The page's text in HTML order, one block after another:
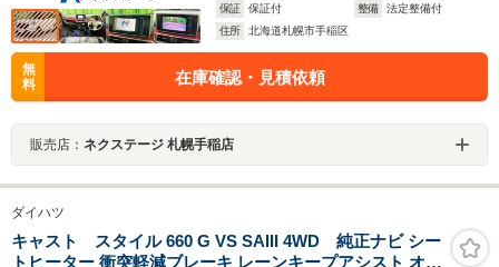
保証
保証付 整備
法定整備付
住所
北海道札幌市手稲区
無
料
在庫確認・見積依頼
販売店： ネクステージ 札幌手稲店
ダイハツ
キャスト スタイル 660 G VS SAIII 4WD 純正ナビ シー
トヒーター 衝突軽減ブレーキ レーンキープアシスト オー